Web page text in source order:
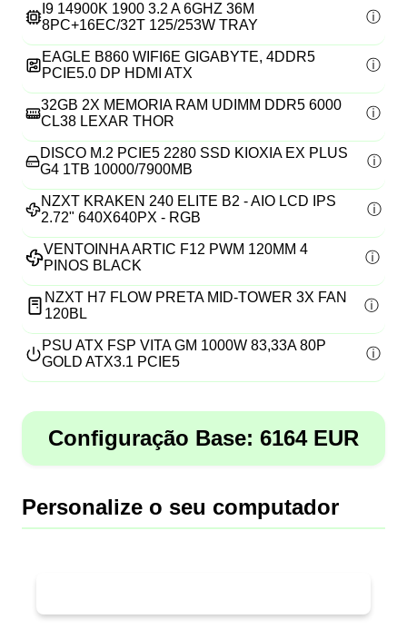
I9 14900K 1900 3.2 A 6GHZ 36M
8PC+16EC/32T 125/253W TRAY
EAGLE B860 WIFI6E GIGABYTE, 4DDR5
PCIE5.0 DP HDMI ATX
32GB 2X MEMORIA RAM UDIMM DDR5 6000
CL38 LEXAR THOR
DISCO M.2 PCIE5 2280 SSD KIOXIA EX PLUS
G4 1TB 10000/7900MB
NZXT KRAKEN 240 ELITE B2 - AIO LCD IPS
2.72" 640X640PX - RGB
VENTOINHA ARTIC F12 PWM 120MM 4
PINOS BLACK
NZXT H7 FLOW PRETA MID-TOWER 3X FAN
120BL
PSU ATX FSP VITA GM 1000W 83,33A 80P
GOLD ATX3.1 PCIE5
Configuração Base: 6164 EUR
Personalize o seu computador